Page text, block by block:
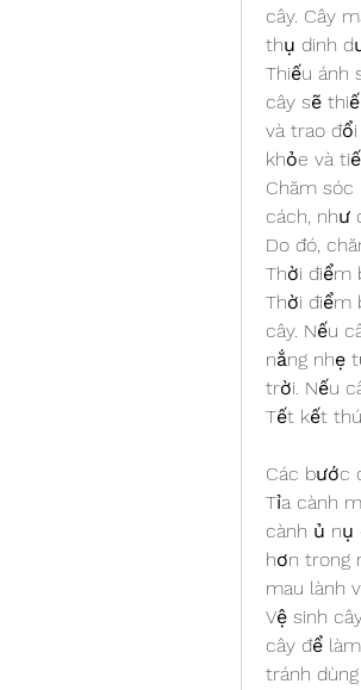
cây. Cây
thụ dinh
Thiếu ánh
cây sẽ
và trao
khỏe và
Chăm sóc
cách, như
Do đó,
Thời điểm
Thời điểm
cây. Nếu
nắng nhẹ
trời. Nếu
Tết kết
Các bước
Tỉa cành
cành ủ nụ
hơn trong
mau lành
Vệ sinh
cây để
tránh